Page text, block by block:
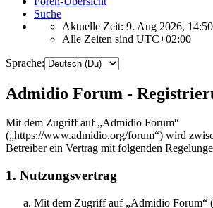
Suche
Aktuelle Zeit: 9. Aug 2026, 14:50
Alle Zeiten sind UTC+02:00
Sprache:
Admidio Forum -
Mit dem Zugriff auf „Admidio Forum“
(„https://www.admidio.org/forum“) wird
Betreiber ein Vertrag mit folgenden
1. Nutzungsvertrag
Mit dem Zugriff auf „Admidio Forum“